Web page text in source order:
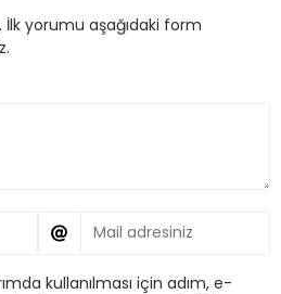
İlk yorumu aşağıdaki form
kullanılması için adım, e-